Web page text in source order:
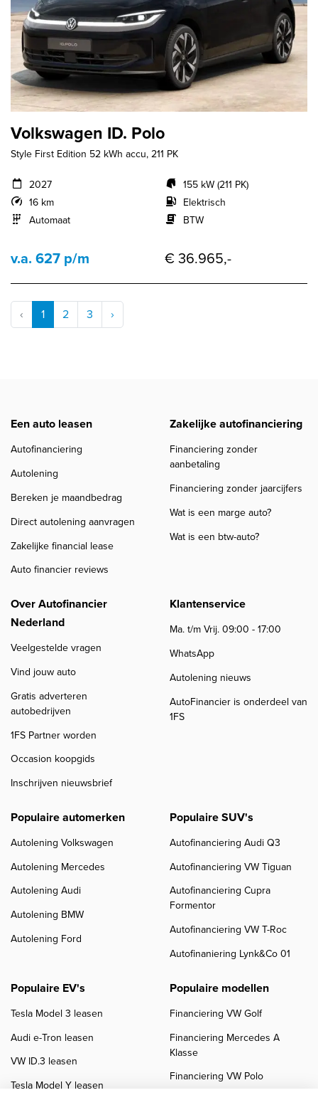
Volkswagen ID. Polo
Style First Edition 52 kWh accu, 211 PK
2027
16 km
Automaat
155 kW (211 PK)
Elektrisch
BTW
v.a. 627 p/m € 36.965,-
‹ 1 2 3 ›
Een auto leasen
Autofinanciering
Autolening
Bereken je maandbedrag
Direct autolening aanvragen
Zakelijke financial lease
Auto financier reviews
Zakelijke autofinanciering
Financiering zonder
aanbetaling
Financiering zonder jaarcijfers
Wat is een marge auto?
Wat is een btw-auto?
Over Autofinancier
Nederland
Veelgestelde vragen
Vind jouw auto
Gratis adverteren
autobedrijven
1FS Partner worden
Occasion koopgids
Inschrijven nieuwsbrief
Klantenservice
Ma. t/m Vrij. 09:00 - 17:00
WhatsApp
Autolening nieuws
AutoFinancier is onderdeel van
1FS
Populaire automerken
Autolening Volkswagen
Autolening Mercedes
Autolening Audi
Autolening BMW
Autolening Ford
Populaire SUV's
Autofinanciering Audi Q3
Autofinanciering VW Tiguan
Autofinanciering Cupra
Formentor
Autofinanciering VW T-Roc
Autofinaniering Lynk&Co 01
Populaire EV's
Tesla Model 3 leasen
Audi e-Tron leasen
VW ID.3 leasen
Tesla Model Y leasen
Populaire modellen
Financiering VW Golf
Financiering Mercedes A
Klasse
Financiering VW Polo